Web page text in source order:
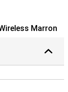
Marron